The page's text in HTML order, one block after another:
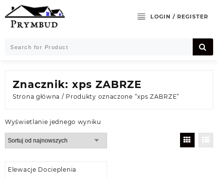
Skip
to
content
LOGIN / REGISTER
Znacznik: xps ZABRZE
Strona główna / Produkty oznaczone “xps ZABRZE”
Wyświetlanie jednego wyniku
Elewacje Docieplenia